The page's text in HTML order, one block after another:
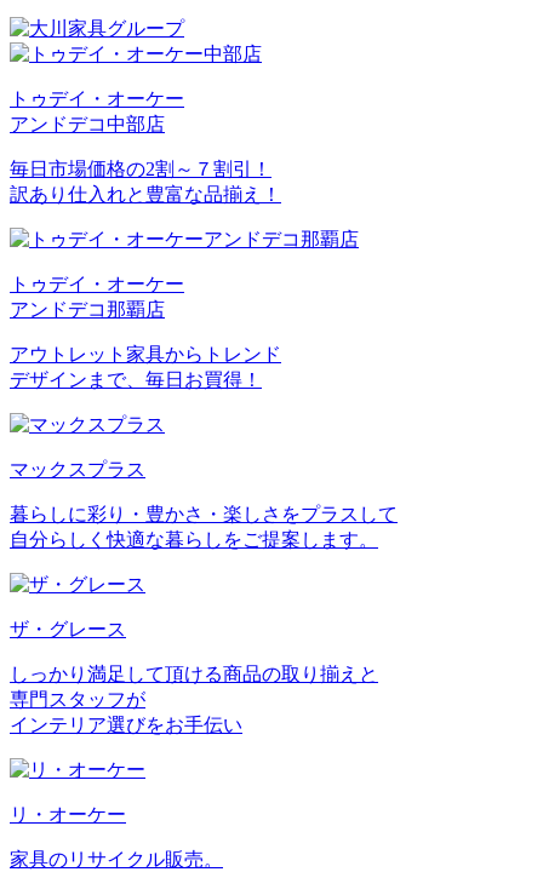
トゥデイ・オーケー
アンドデコ中部店
毎日市場価格の2割～７割引！
訳あり仕入れと豊富な品揃え！
トゥデイ・オーケー
アンドデコ那覇店
アウトレット家具からトレンド
デザインまで、毎日お買得！
マックスプラス
暮らしに彩り・豊かさ・楽しさをプラスして
自分らしく快適な暮らしをご提案します。
ザ・グレース
しっかり満足して頂ける商品の取り揃えと
専門スタッフが
インテリア選びをお手伝い
リ・オーケー
家具のリサイクル販売。